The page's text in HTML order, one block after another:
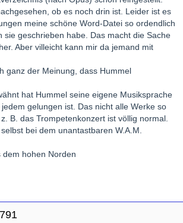
ob es noch drin ist. Leider ist es
meine schöne Word-Datei so ordendlich
sie geschrieben habe. Das macht die Sache
Aber villeicht kann mir da jemand mit
ganz der Meinung, dass Hummel
hat Hummel seine eigene Musiksprache
gelungen ist. Das nicht alle Werke so
B. das Trompetenkonzert ist völlig normal.
bei dem unantastbaren W.A.M.
hohen Norden